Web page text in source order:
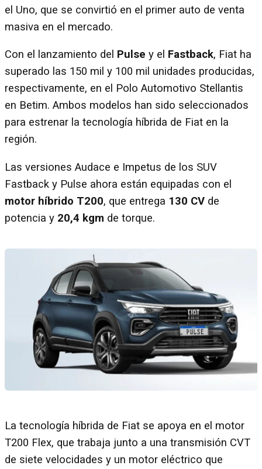
el Uno, que se convirtió en el primer auto de venta
masiva en el mercado.
Con el lanzamiento del Pulse y el Fastback, Fiat ha
superado las 150 mil y 100 mil unidades producidas,
respectivamente, en el Polo Automotivo Stellantis
en Betim. Ambos modelos han sido seleccionados
para estrenar la tecnología híbrida de Fiat en la
región.
Las versiones Audace e Impetus de los SUV
Fastback y Pulse ahora están equipadas con el
motor híbrido T200, que entrega 130 CV de
potencia y 20,4 kgm de torque.
La tecnología híbrida de Fiat se apoya en el motor
T200 Flex, que trabaja junto a una transmisión CVT
de siete velocidades y un motor eléctrico que